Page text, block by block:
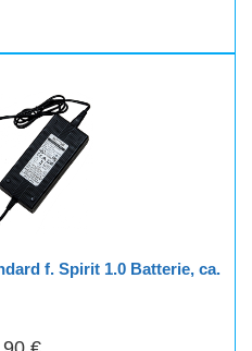
f. Spirit 1.0 Batterie, ca.